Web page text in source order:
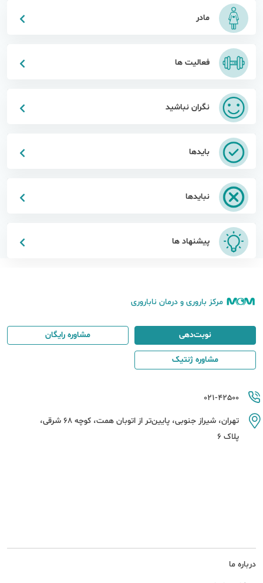
مادر
فعالیت ها
نگران نباشید
بایدها
نبایدها
پیشنهاد ها
مرکز باروری و درمان ناباروری
درباره ما
021-42500
تهران، شیراز جنوبی، پایین‌تر از اتوبان همت، کوچه 68 شرقی،
پلاک 6
نوبت‌دهی مشاوره رایگان
مشاوره ژنتیک